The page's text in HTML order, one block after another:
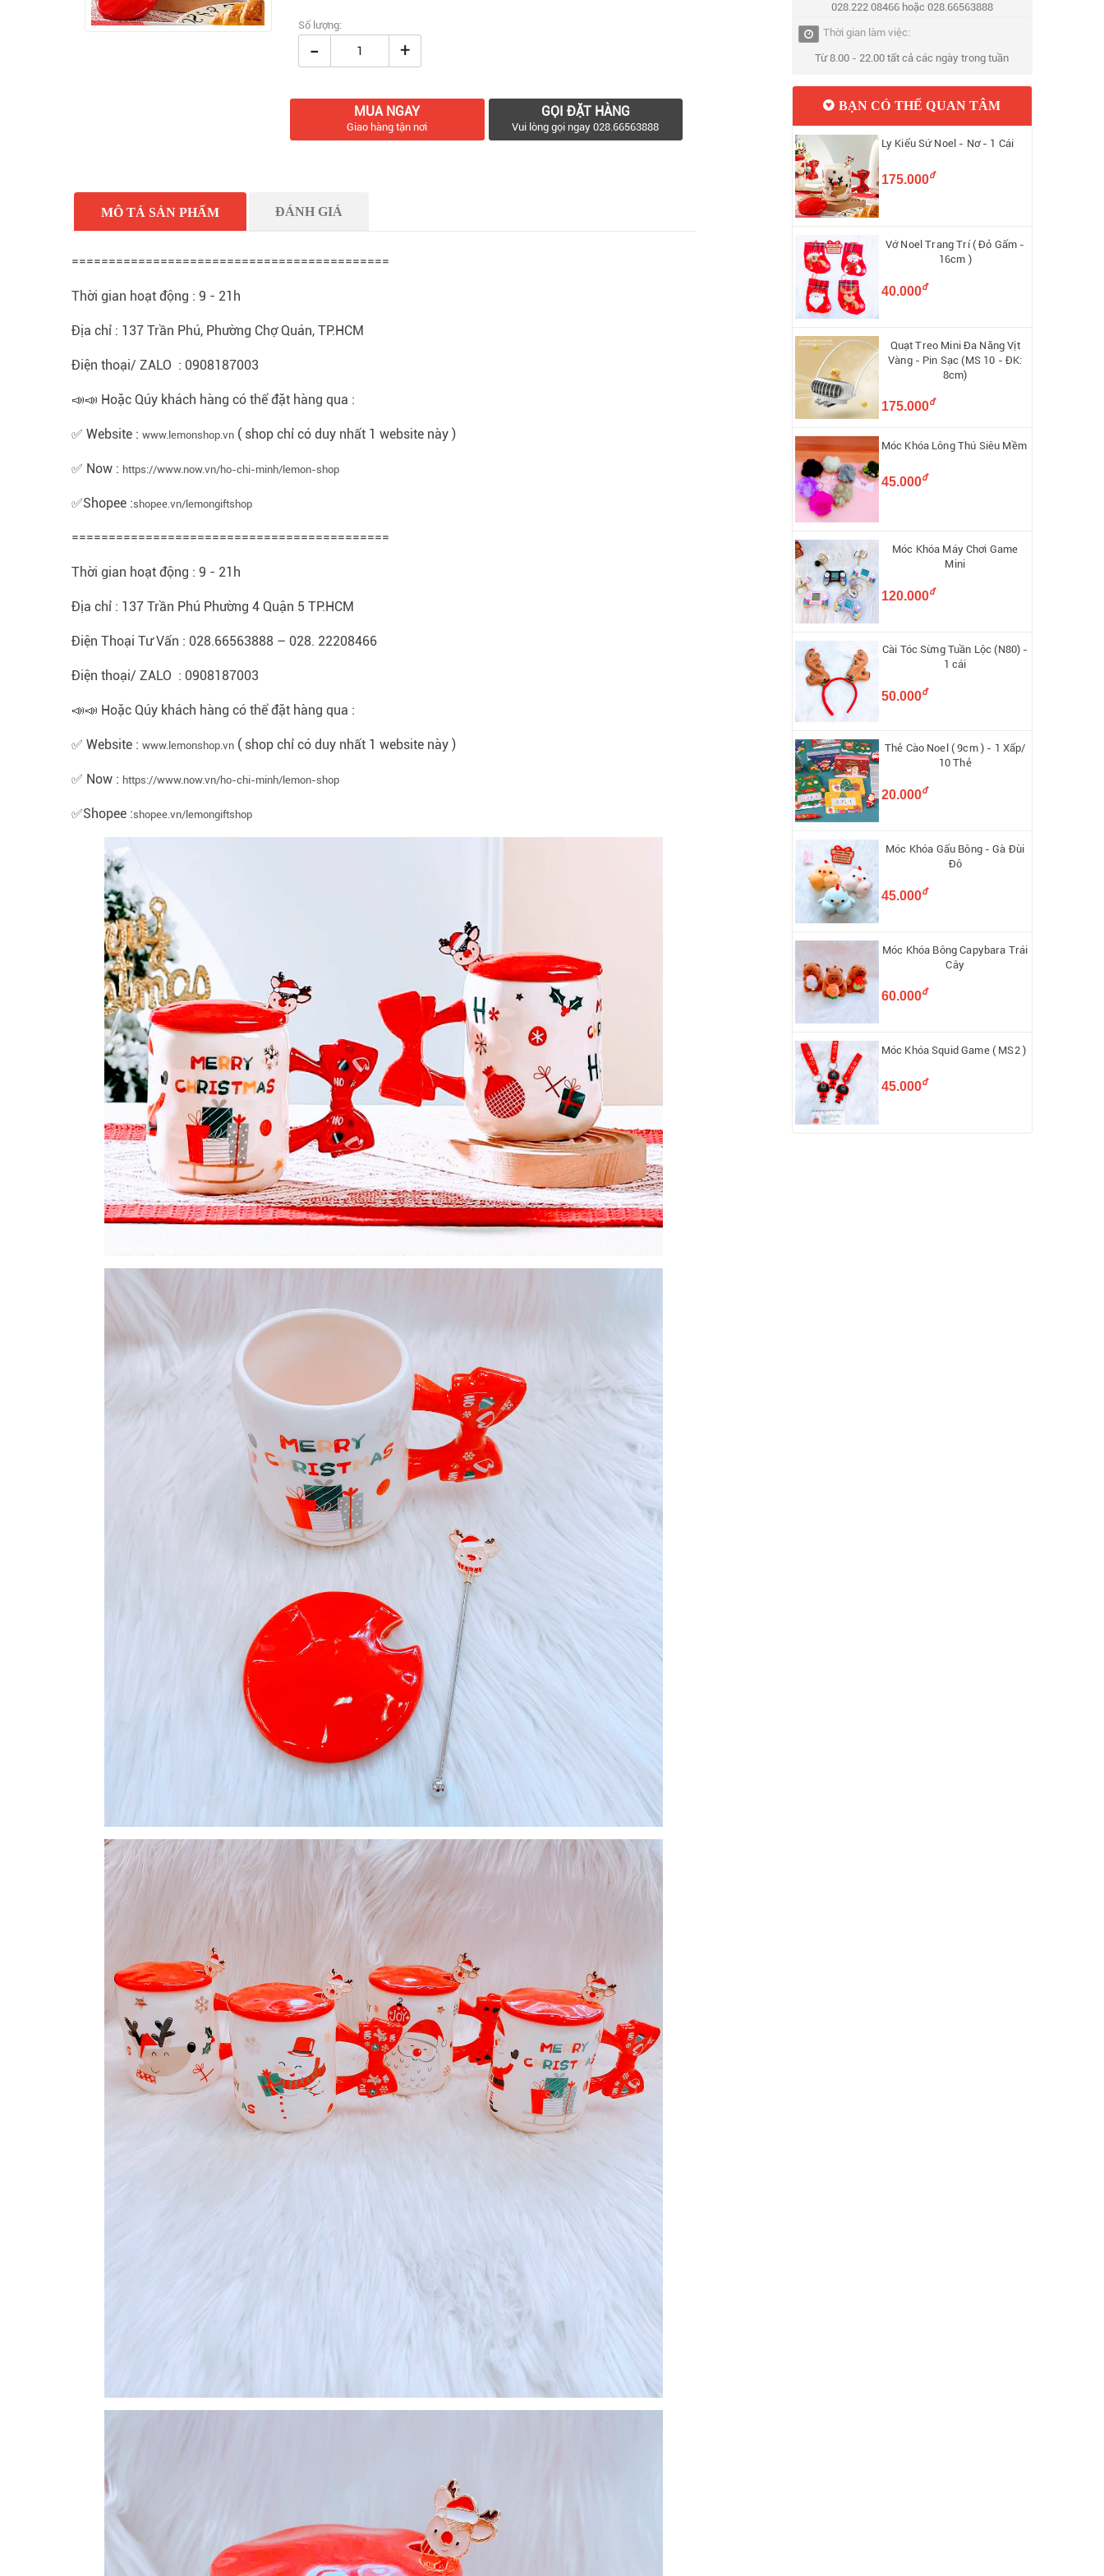
Số lượng:
- +
MUA NGAY
Giao hàng tận nơi
GỌI ĐẶT HÀNG
Vui lòng gọi ngay 028.66563888
MÔ TẢ SẢN PHẨM ĐÁNH GIÁ
===========================================
Thời gian hoạt động : 9 - 21h
Địa chỉ : 137 Trần Phú, Phường Chợ Quán, TP.HCM
Điện thoại/ ZALO : 0908187003
📣📣 Hoặc Qúy khách hàng có thể đặt hàng qua :
✅ Website :www.lemonshop.vn ( shop chỉ có duy nhất 1 website này )
✅ Now : https://www.now.vn/ho-chi-minh/lemon-shop
✅Shopee :shopee.vn/lemongiftshop
===========================================
Thời gian hoạt động : 9 - 21h
Địa chỉ : 137 Trần Phú Phường 4 Quận 5 TP.HCM
Điện Thoại Tư Vấn : 028.66563888 – 028. 22208466
Điện thoại/ ZALO : 0908187003
📣📣 Hoặc Qúy khách hàng có thể đặt hàng qua :
✅ Website :www.lemonshop.vn ( shop chỉ có duy nhất 1 website này )
✅ Now : https://www.now.vn/ho-chi-minh/lemon-shop
✅Shopee :shopee.vn/lemongiftshop
028.222 08466 hoặc 028.66563888
Thời gian làm việc:
Từ 8.00 - 22.00 tất cả các ngày trong tuần
BẠN CÓ THỂ QUAN TÂM
Ly Kiểu Sứ Noel - Nơ - 1 Cái
175.000đ
Vớ Noel Trang Trí ( Đỏ Gấm -
16cm )
40.000đ
Quạt Treo Mini Đa Năng Vịt
Vàng - Pin Sạc (MS 10 - ĐK:
8cm)
175.000đ
Móc Khóa Lông Thú Siêu Mềm
45.000đ
Móc Khóa Máy Chơi Game
Mini
120.000đ
Cài Tóc Sừng Tuần Lộc (N80) -
1 cái
50.000đ
Thẻ Cào Noel ( 9cm ) - 1 Xấp/
10 Thẻ
20.000đ
Móc Khóa Gấu Bông - Gà Đùi
Đô
45.000đ
Móc Khóa Bông Capybara Trái
Cây
60.000đ
Móc Khóa Squid Game ( MS2 )
45.000đ